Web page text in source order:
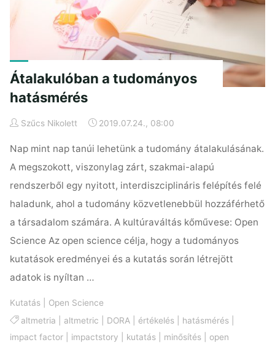
Átalakulóban a tudományos
hatásmérés
Szűcs Nikolett 2019.07.24., 08:00
Nap mint nap tanúi lehetünk a tudomány átalakulásának.
A megszokott, viszonylag zárt, szakmai-alapú
rendszerből egy nyitott, interdiszciplináris felépítés felé
haladunk, ahol a tudomány közvetlenebbül hozzáférhető
a társadalom számára. A kultúraváltás kőművese: Open
Science Az open science célja, hogy a tudományos
kutatások eredményei és a kutatás során létrejött
adatok is nyíltan …
Kutatás
Open Science
altmetria
altmetric DORA| értékelés| hatásmérés|
impact factor
impactstory kutatás minősítés open